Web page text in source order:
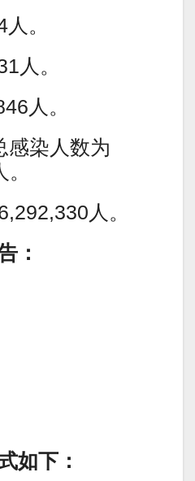
。
人。
人。
感染人数为
人。
：
如下：